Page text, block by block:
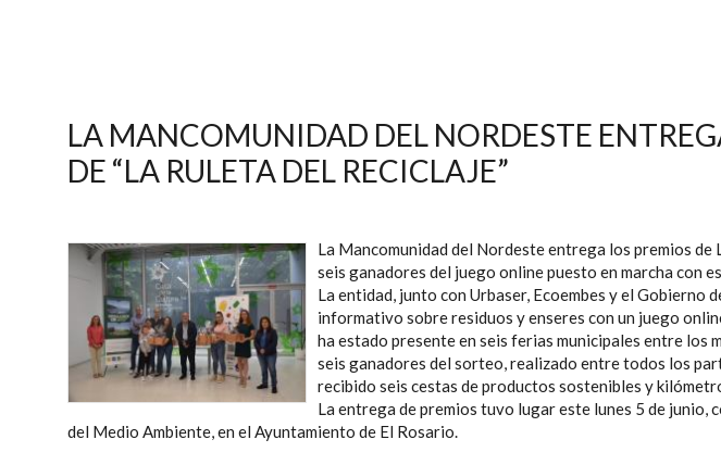
LA MANCOMUNIDAD DEL NORDESTE
DE “LA RULETA DEL RECICLAJE”
La Mancomunidad del Nordeste entrega los premios de
seis ganadores del juego online puesto en marcha con
La entidad, junto con Urbaser, Ecoembes y el Gobierno
informativo sobre residuos y enseres con un juego
ha estado presente en seis ferias municipales entre los
seis ganadores del sorteo, realizado entre todos los
recibido seis cestas de productos sostenibles y
La entrega de premios tuvo lugar este lunes 5 de junio,
del Medio Ambiente, en el Ayuntamiento de El Rosario.